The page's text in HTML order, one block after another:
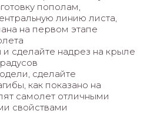
пополам,
линию листа,
на первом этапе
сделайте надрез на крыле
сделайте
как показано на
самолет отличными
свойствами